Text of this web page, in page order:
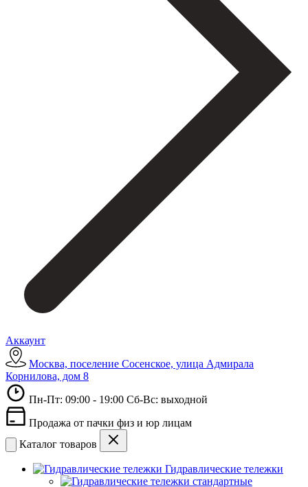
Аккаунт
Москва, поселение Сосенское, улица Адмирала
Корнилова, дом 8
Пн-Пт: 09:00 - 19:00 Сб-Вс: выходной
Продажа от пачки физ и юр лицам
Каталог товаров
Гидравлические тележки